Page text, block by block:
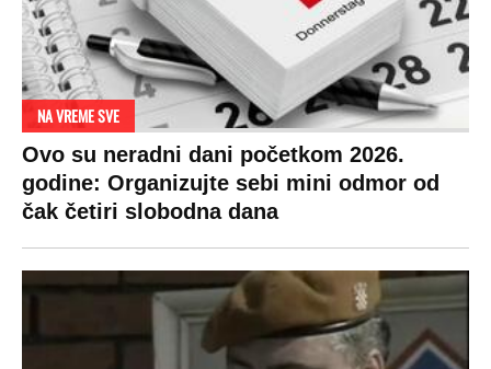
NA VREME SVE
Ovo su neradni dani početkom 2026.
godine: Organizujte sebi mini odmor od
čak četiri slobodna dana